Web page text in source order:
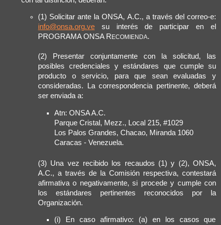
(1) Solicitar ante la ONSA, A.C., a través del correo-e:
info@onsa.org.vesu interés de participar en el
PROGRAMA ONSA R ECOMIENDA.
(2) Presentar conjuntamente con la solicitud, las
posibles credenciales y estándares que cumple su
producto o servicio, para que sean evaluadas y
consideradas. La correspondencia pertinente, deberá
ser enviada a:
Atn: ONSA A.C.
Parque Cristal, Mezz., Local 215, #1029
Los Palos Grandes, Chacao, Miranda 1060
Caracas - Venezuela.
(3) Una vez recibido los recaudos (1) y (2), ONSA,
A.C., a través de la Comisión respectiva, contestará
afirmativa o negativamente, si procede y cumple con
los estándares pertinentes reconocidos por la
Organización.
(i) En caso afirmativo: (a) en los casos que